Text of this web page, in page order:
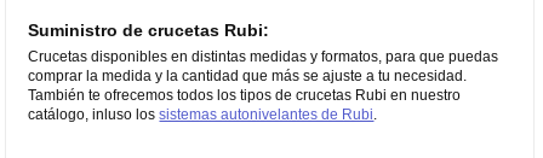
Suministro de crucetas Rubi:
Crucetas disponibles en distintas medidas y formatos, para que puedas
comprar la medida y la cantidad que más se ajuste a tu necesidad.
También te ofrecemos todos los tipos de crucetas Rubi en nuestro
catálogo, inluso lossistemas autonivelantes de Rubi